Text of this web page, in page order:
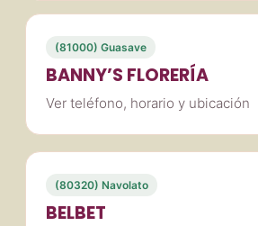
(81000) Guasave
BANNY’S FLORERÍA
Ver teléfono, horario y ubicación
(80320) Navolato
BELBET